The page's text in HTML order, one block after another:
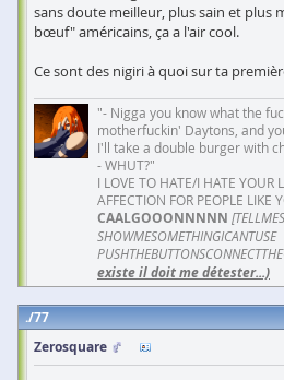
sans doute meilleur, plus sain et plus
bœuf" américains, ça a l'air cool.
Ce sont des nigiri à quoi sur ta
"- Nigga you know what the
motherfuckin' Daytons, and
I'll take a double burger with
- WHUT?"
I LOVE TO HATE/I HATE YOUR
AFFECTION FOR PEOPLE LIKE
CAALGOOONNNNN
SHOWMESOMETHINGICANTUSE
existe il doit me détester...)
77
Zerosquare